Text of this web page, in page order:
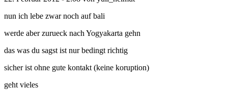
nun ich lebe zwar noch auf bali
werde aber zurueck nach Yogyakarta gehn
das was du sagst ist nur bedingt richtig
sicher ist ohne gute kontakt (keine koruption)
geht vieles